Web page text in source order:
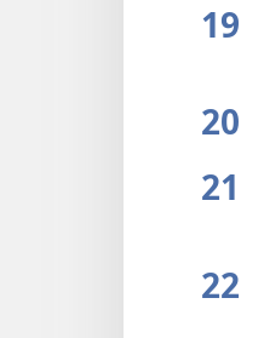
19
20
21
22